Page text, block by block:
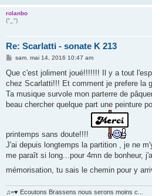
rolanbo
(°_°)
Re: Scarlatti - sonate K 213
M
s
a
g
sam. mai 14, 2016 10:47 am
Que c'est joliment joué!!!!!!! Il y a tout
chez Scarlatti!!! Et comment je prefere la
Ta musique survole mon parterre de
beau chercher quelque part une peinture
printemps sans doute!!!!
J'ai depuis longtemps la partition , je ne
me paraît si long...pour 4mn de bonheur,
mémorisation, tu sais le chemin pour y
♫=♥ Ecoutons Brassens nous serons moins c...